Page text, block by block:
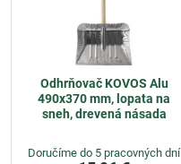
Odhrňovač KOVOS Alu
490x370 mm, lopata na
sneh, drevená násada
Doručíme do 5 pracovných dní